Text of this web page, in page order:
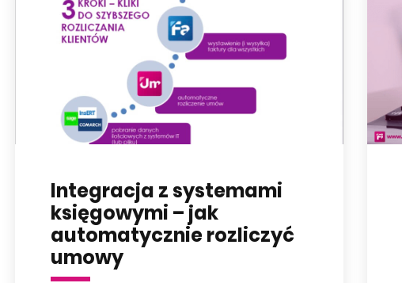
Integracja z systemami
księgowymi – jak
automatycznie rozliczyć
umowy